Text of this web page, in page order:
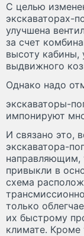
С целью
экскаваторах-
улучшена
за счет
высоту кабины,
выдвижного
Однако надо
экскаваторы-
импонируют
И связано это,
экскаватора-
направляющим,
привыкли в
схема
только
их быстрому
климате. Кроме